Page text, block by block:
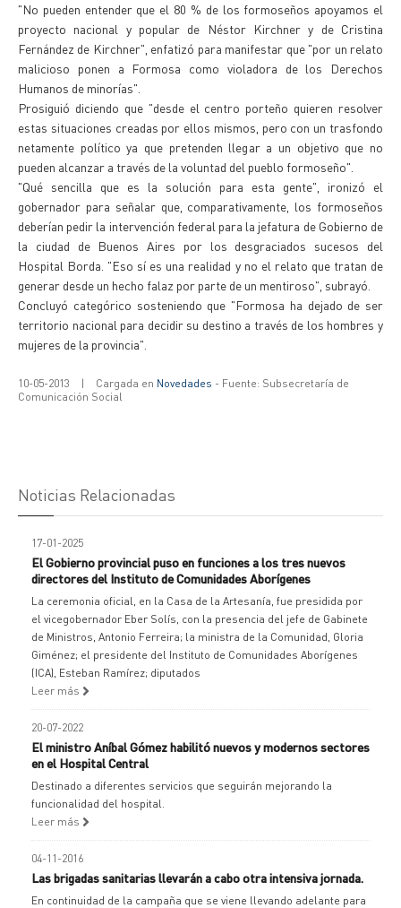
"No pueden entender que el 80 % de los formoseños apoyamos el
proyecto nacional y popular de Néstor Kirchner y de Cristina
Fernández de Kirchner", enfatizó para manifestar que "por un relato
malicioso ponen a Formosa como violadora de los Derechos
Humanos de minorías".
Prosiguió diciendo que "desde el centro porteño quieren resolver
estas situaciones creadas por ellos mismos, pero con un trasfondo
netamente político ya que pretenden llegar a un objetivo que no
pueden alcanzar a través de la voluntad del pueblo formoseño".
"Qué sencilla que es la solución para esta gente", ironizó el
gobernador para señalar que, comparativamente, los formoseños
deberían pedir la intervención federal para la jefatura de Gobierno de
la ciudad de Buenos Aires por los desgraciados sucesos del
Hospital Borda. "Eso sí es una realidad y no el relato que tratan de
generar desde un hecho falaz por parte de un mentiroso", subrayó.
Concluyó categórico sosteniendo que "Formosa ha dejado de ser
territorio nacional para decidir su destino a través de los hombres y
mujeres de la provincia".
10-05-2013 | Cargada en Novedades - Fuente: Subsecretaría de
Comunicación Social
Noticias Relacionadas
17-01-2025
El Gobierno provincial puso en funciones a los tres nuevos
directores del Instituto de Comunidades Aborígenes
La ceremonia oficial, en la Casa de la Artesanía, fue presidida por
el vicegobernador Eber Solís, con la presencia del jefe de Gabinete
de Ministros, Antonio Ferreira; la ministra de la Comunidad, Gloria
Giménez; el presidente del Instituto de Comunidades Aborígenes
(ICA), Esteban Ramírez; diputados
Leer más
20-07-2022
El ministro Aníbal Gómez habilitó nuevos y modernos sectores
en el Hospital Central
Destinado a diferentes servicios que seguirán mejorando la
funcionalidad del hospital.
Leer más
04-11-2016
Las brigadas sanitarias llevarán a cabo otra intensiva jornada.
En continuidad de la campaña que se viene llevando adelante para